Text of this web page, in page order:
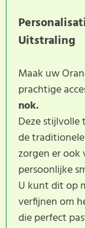
Uitstraling
Maak uw
prachtige
nok.
Deze
de
zorgen er
persoonlijke
U kunt dit op
verfijnen om
die perfect